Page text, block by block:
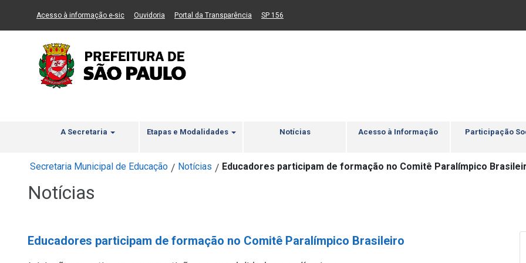
Ir ao Conteúdo Ir para menu principal 2 Ir para busca Ir para rodapé
Acesso à informação e-sic(Link para um novo sítio)
Ouvidoria (Link para um novo sítio)
Portal da Transparência (Link para um novo sítio)
SP 156
A Secretaria Etapas e Modalidades Notícias Acesso à Informação Participação
Secretaria Municipal de Educação / Notícias / Educadores participam de formação no Comitê Paralímpico
Notícias
Educadores participam de formação no Comitê Paralímpico Brasileiro